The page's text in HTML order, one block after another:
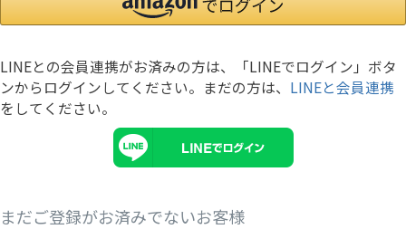
LINEとの会員連携がお済みの方は、「LINEでログイン」ボタ
ンからログインしてください。まだの方は、 LINEと会員連携
をしてください。
まだご登録がお済みでないお客様